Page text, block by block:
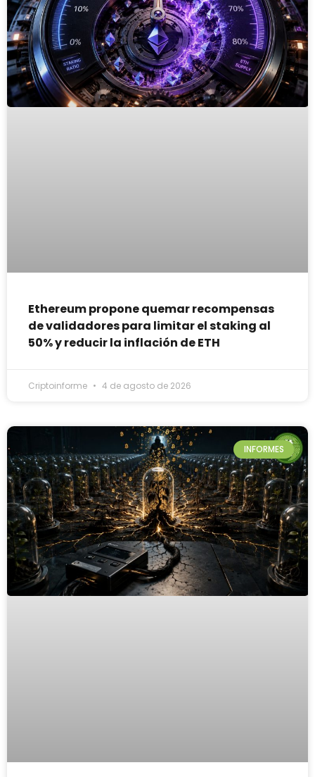
Ethereum propone quemar recompensas
de validadores para limitar el staking al
50% y reducir la inflación de ETH
Criptoinforme 4 de agosto de 2026
INFORMES